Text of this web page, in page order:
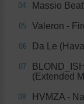
04 Massio
05 Valeron -
06 Da Le
07
(Extended
08 HVMZA -